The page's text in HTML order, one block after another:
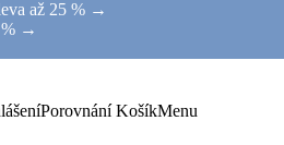
až 25 % →
% →
Porovnání KošíkMenu